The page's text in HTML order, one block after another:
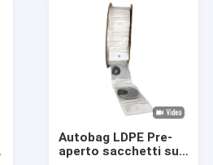
Autobag LDPE Pre-
aperto sacchetti su